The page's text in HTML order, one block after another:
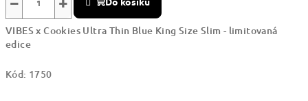
VIBES x Cookies Ultra Thin Blue King Size Slim - limitovaná
edice
Kód: 1750